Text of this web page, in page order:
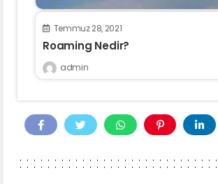
Temmuz 28, 2021
Roaming Nedir?
admin